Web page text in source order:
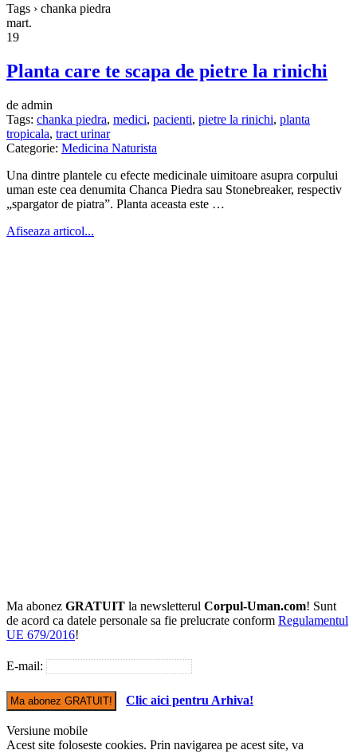
Tags › chanka piedra
mart.
19
Planta care te scapa de pietre la rinichi
de admin
Tags: chanka piedra, medici, pacienti, pietre la rinichi, planta
tropicala, tract urinar
Categorie: Medicina Naturista
Una dintre plantele cu efecte medicinale uimitoare asupra corpului
uman este cea denumita Chanca Piedra sau Stonebreaker, respectiv
„spargator de piatra”. Planta aceasta este …
Afiseaza articol...
Ma abonez GRATUIT la newsletterul Corpul-Uman.com! Sunt
de acord ca datele personale sa fie prelucrate conform Regulamentul
UE 679/2016!
E-mail:
Clic aici pentru Arhiva!
Versiune mobile
Acest site foloseste cookies. Prin navigarea pe acest site, va